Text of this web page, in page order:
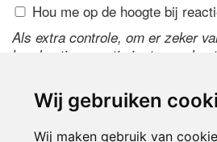
Wij gebruiken
Wij maken gebruik van
Hou me op de hoogte bij
Als extra controle, om er zeker
handmatige reactie is, typ
de code te wijzigen.